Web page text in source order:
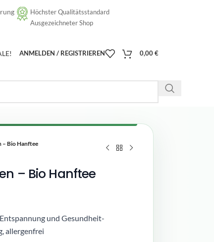
Höchster Qualitätsstandard
Ausgezeichneter Shop
ANMELDEN / REGISTRIEREN 0,00€
– Bio Hanftee
– Bio Hanftee
und Gesundheit-
allergenfrei